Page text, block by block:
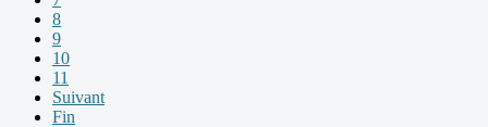
8
9
10
11
Suivant
Fin